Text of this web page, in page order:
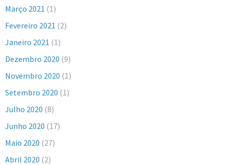
Março 2021 (1)
Fevereiro 2021 (2)
Janeiro 2021 (1)
Dezembro 2020 (9)
Novembro 2020 (1)
Setembro 2020 (1)
Julho 2020 (8)
Junho 2020 (17)
Maio 2020 (27)
Abril 2020 (2)